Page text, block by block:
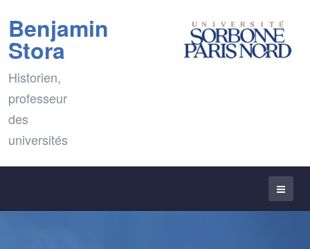
Benjamin
Stora
Historien,
professeur
des
universités